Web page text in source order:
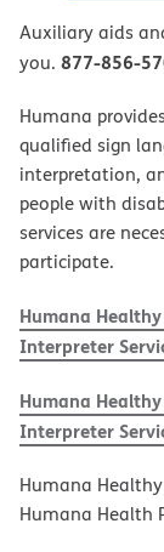
Auxiliary aids
you. 877-856-
Humana
qualified sign
interpretation,
people with
services are
participate.
Humana
Interpreter
Humana
Interpreter
Humana
Humana Health